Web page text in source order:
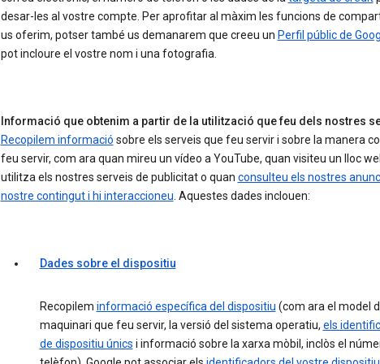
desar-les al vostre compte. Per aprofitar al màxim les funcions de
us oferim, potser també us demanarem que creeu un Perfil públic de
pot incloure el vostre nom i una fotografia.
Informació que obtenim a partir de la utilització que feu dels nostres
Recopilem informació sobre els serveis que feu servir i sobre la manera
feu servir, com ara quan mireu un vídeo a YouTube, quan visiteu un lloc
utilitza els nostres serveis de publicitat o quan consulteu els nostres
nostre contingut i hi interaccioneu. Aquestes dades inclouen:
Dades sobre el dispositiu
Recopilem informació específica del dispositiu (com ara el model
maquinari que feu servir, la versió del sistema operatiu, els
de dispositiu únics i informació sobre la xarxa mòbil, inclòs el